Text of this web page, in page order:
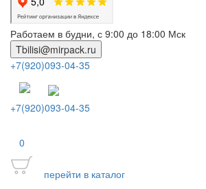
Работаем в будни, с 9:00 до 18:00 Мск
Tbilisi@mirpack.ru
+7(920)093-04-35
+7(920)093-04-35
0
перейти в каталог